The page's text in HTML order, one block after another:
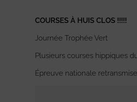
COURSES À HUIS CLOS !!!!!
Journée Trophée Vert
Plusieurs courses hippiques
Épreuve nationale